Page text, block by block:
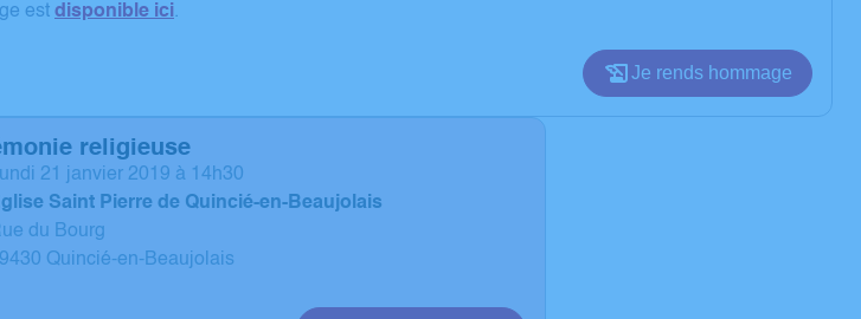
est disponible ici.
Je rends hommage
religieuse
lundi 21 janvier 2019 à 14h30
Saint Pierre de Quincié-en-Beaujolais
du Bourg
Quincié-en-Beaujolais